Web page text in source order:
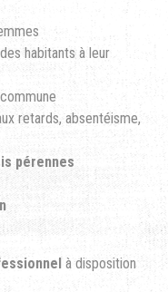
des habitants à leur
retards, absentéisme,
pérennes
à disposition